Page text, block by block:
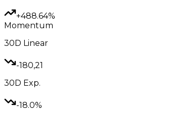
+488.64%
Momentum
30D Linear
-180,21
30D Exp.
-18.0%